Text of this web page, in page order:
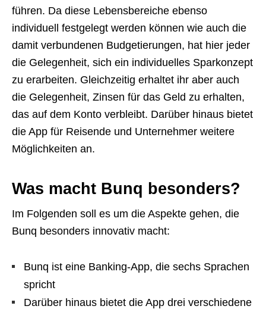
führen. Da diese Lebensbereiche ebenso
individuell festgelegt werden können wie auch die
damit verbundenen Budgetierungen, hat hier jeder
die Gelegenheit, sich ein individuelles Sparkonzept
zu erarbeiten. Gleichzeitig erhaltet ihr aber auch
die Gelegenheit, Zinsen für das Geld zu erhalten,
das auf dem Konto verbleibt. Darüber hinaus bietet
die App für Reisende und Unternehmer weitere
Möglichkeiten an.
Was macht Bunq besonders?
Im Folgenden soll es um die Aspekte gehen, die
Bunq besonders innovativ macht:
Bunq ist eine Banking-App, die sechs Sprachen
spricht
Darüber hinaus bietet die App drei verschiedene